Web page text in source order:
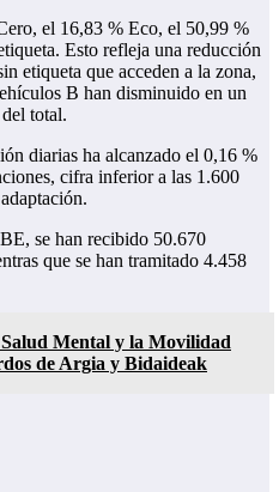
el 16,83 % Eco, el 50,99 %
Esto refleja una reducción
etiqueta que acceden a la zona,
B han disminuido en un
total.
diarias ha alcanzado el 0,16 %
cifra inferior a las 1.600
se han recibido 50.670
que se han tramitado 4.458
Mental y la Movilidad
de Argia y Bidaideak